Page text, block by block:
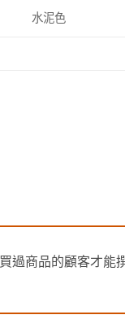
水泥色
過商品的顧客才能